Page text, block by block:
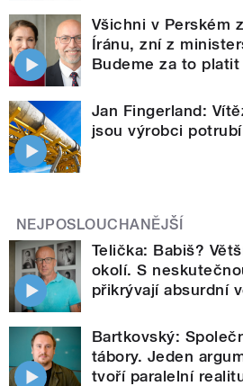
Všichni v Perském
Íránu, zní z
Budeme za to platit
Jan Fingerland:
jsou výrobci potrubí
NEJPOSLOUCHANĚJŠÍ
Telička: Babiš?
okolí. S
přikrývají absurdní
Bartkovský:
tábory. Jeden
tvoří paralelní